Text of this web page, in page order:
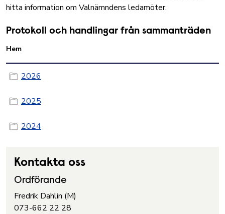
hitta information om Valnämndens ledamöter.
Protokoll och handlingar från sammanträden
Hem
2026
2025
2024
Kontakta oss
Ordförande
Fredrik Dahlin (M)
073-662 22 28